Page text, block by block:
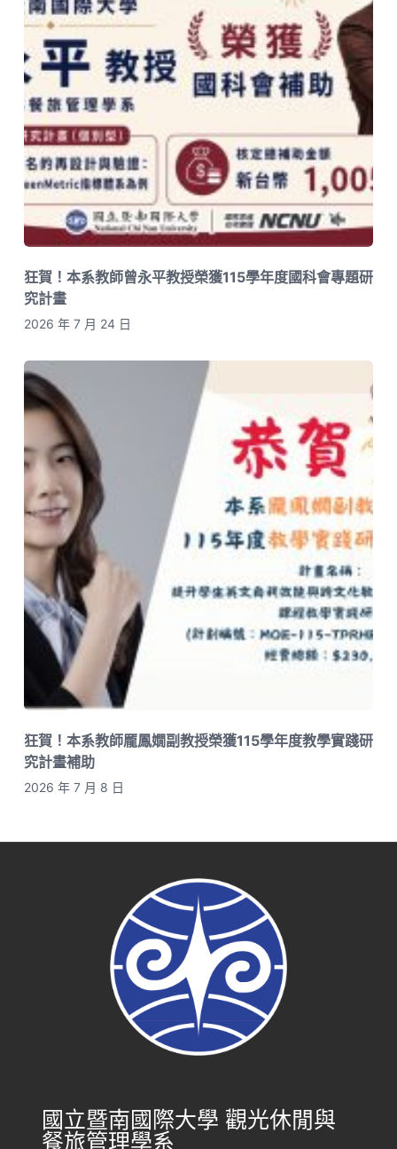
狂賀！本系教師曾永平教授榮獲115學年度國科會專題研
究計畫
2026 年 7 月 24 日
狂賀！本系教師龎鳳嫺副教授榮獲115學年度教學實踐研
究計畫補助
2026 年 7 月 8 日
國立暨南國際大學 觀光休閒與
餐旅管理學系